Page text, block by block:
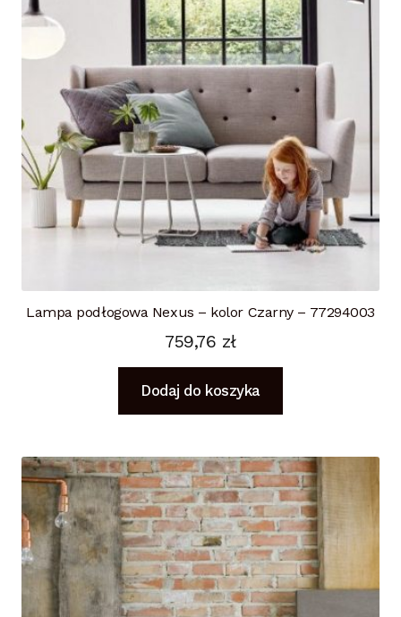
Lampa podłogowa Nexus – kolor Czarny – 77294003
759,76 zł
Dodaj do koszyka